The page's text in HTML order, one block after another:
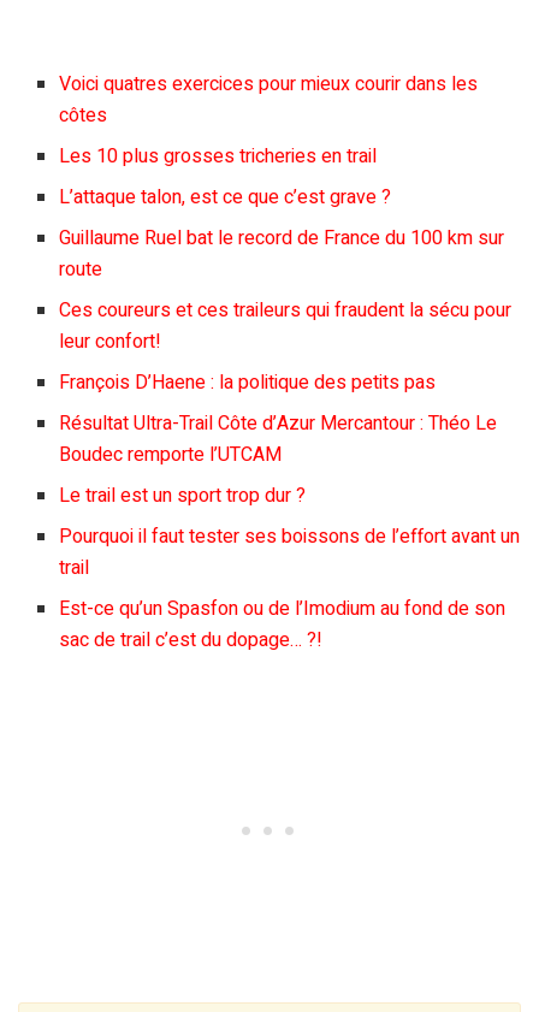
Voici quatres exercices pour mieux courir dans les
côtes
Les 10 plus grosses tricheries en trail
L’attaque talon, est ce que c’est grave ?
Guillaume Ruel bat le record de France du 100 km sur
route
Ces coureurs et ces traileurs qui fraudent la sécu pour
leur confort!
François D’Haene : la politique des petits pas
Résultat Ultra-Trail Côte d’Azur Mercantour : Théo Le
Boudec remporte l’UTCAM
Le trail est un sport trop dur ?
Pourquoi il faut tester ses boissons de l’effort avant un
trail
Est-ce qu’un Spasfon ou de l’Imodium au fond de son
sac de trail c’est du dopage… ?!